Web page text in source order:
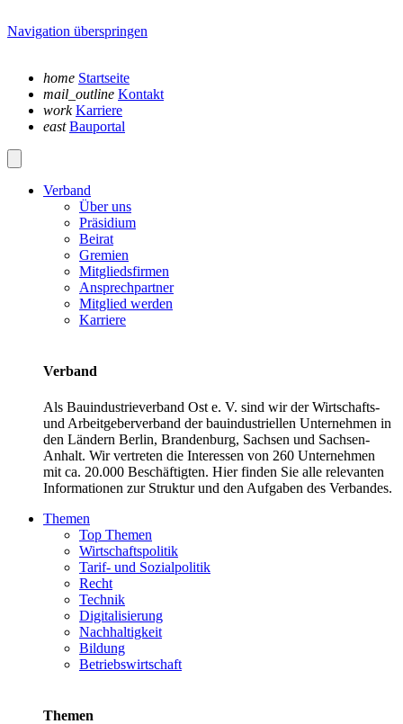
Navigation überspringen
home Startseite
mail_outline Kontakt
work Karriere
east Bauportal
Verband
Über uns
Präsidium
Beirat
Gremien
Mitgliedsfirmen
Ansprechpartner
Mitglied werden
Karriere
Verband
Als Bauindustrieverband Ost e. V. sind wir der Wirtschafts-
und Arbeitgeberverband der bauindustriellen Unternehmen in
den Ländern Berlin, Brandenburg, Sachsen und Sachsen-
Anhalt. Wir vertreten die Interessen von 260 Unternehmen
mit ca. 20.000 Beschäftigten. Hier finden Sie alle relevanten
Informationen zur Struktur und den Aufgaben des Verbandes.
Themen
Top Themen
Wirtschaftspolitik
Tarif- und Sozialpolitik
Recht
Technik
Digitalisierung
Nachhaltigkeit
Bildung
Betriebswirtschaft
Themen